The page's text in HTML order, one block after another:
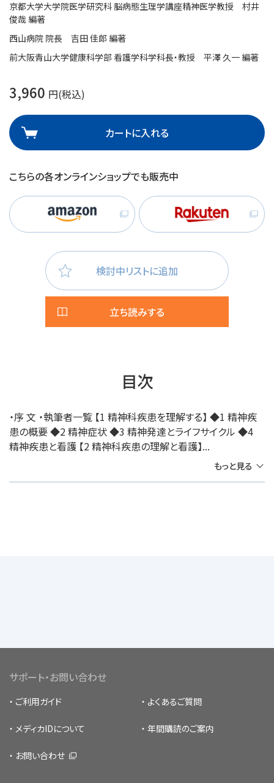
京都大学大学院医学研究科 脳病態生理学講座精神医学教授 村井
俊哉 編著
西山病院 院長 吉田 佳郎 編著
前大阪青山大学健康科学部 看護学科学科長・教授 平澤 久一 編著
3,960 円(税込)
カートに入れる
こちらの各オンラインショップでも販売中
検討中リストに追加
立ち読みする
目次
・序 文 ・執筆者一覧 【1 精神科疾患を理解する】 ◆1 精神疾
患の概要 ◆2 精神症状 ◆3 精神発達とライフサイクル ◆4
精神疾患と看護 【2 精神科疾患の理解と看護】...
もっと見る
サポート・お問い合わせ
ご利用ガイド よくあるご質問
メディカIDについて 年間購読のご案内
お問い合わせ